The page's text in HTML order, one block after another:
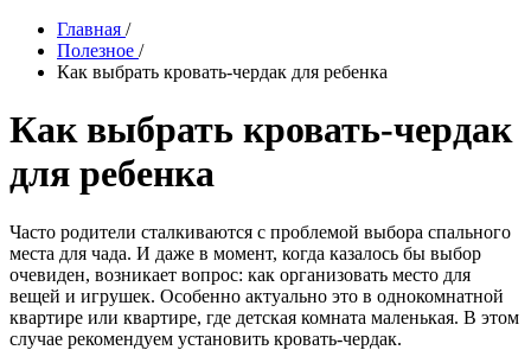
Главная /
Полезное /
Как выбрать кровать-чердак для ребенка
Как выбрать кровать-чердак
для ребенка
Часто родители сталкиваются с проблемой выбора спального
места для чада. И даже в момент, когда казалось бы выбор
очевиден, возникает вопрос: как организовать место для
вещей и игрушек. Особенно актуально это в однокомнатной
квартире или квартире, где детская комната маленькая. В этом
случае рекомендуем установить кровать-чердак.